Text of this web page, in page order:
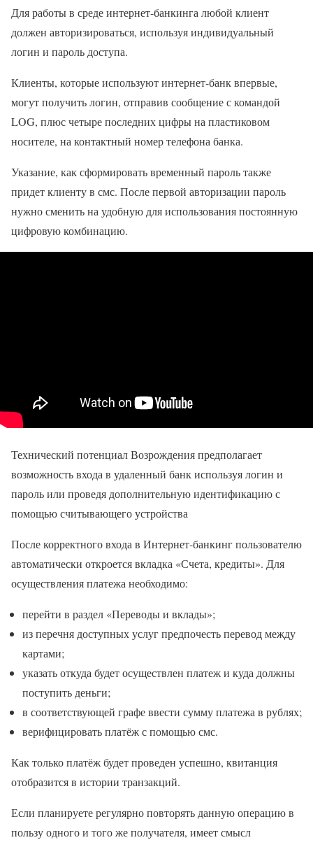
Для работы в среде интернет-банкинга любой клиент
должен авторизироваться, используя индивидуальный
логин и пароль доступа.
Клиенты, которые используют интернет-банк впервые,
могут получить логин, отправив сообщение с командой
LOG, плюс четыре последних цифры на пластиковом
носителе, на контактный номер телефона банка.
Указание, как сформировать временный пароль также
придет клиенту в смс. После первой авторизации пароль
нужно сменить на удобную для использования постоянную
цифровую комбинацию.
Технический потенциал Возрождения предполагает
возможность входа в удаленный банк используя логин и
пароль или проведя дополнительную идентификацию с
помощью считывающего устройства
После корректного входа в Интернет-банкинг пользователю
автоматически откроется вкладка «Счета, кредиты». Для
осуществления платежа необходимо:
перейти в раздел «Переводы и вклады»;
из перечня доступных услуг предпочесть перевод между
картами;
указать откуда будет осуществлен платеж и куда должны
поступить деньги;
в соответствующей графе ввести сумму платежа в рублях;
верифицировать платёж с помощью смс.
Как только платёж будет проведен успешно, квитанция
отобразится в истории транзакций.
Если планируете регулярно повторять данную операцию в
пользу одного и того же получателя, имеет смысл